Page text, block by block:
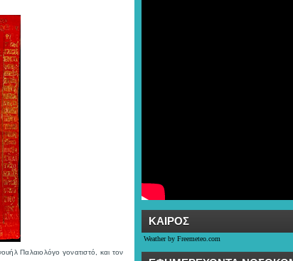
Παλαιολόγο γονατιστό, και τον
ΚΑΙΡOΣ
Weather by Freemeteo.com